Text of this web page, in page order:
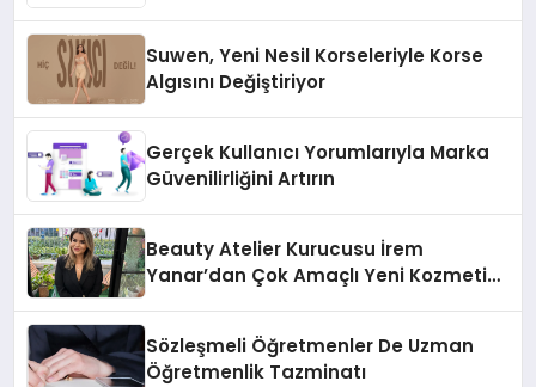
Suwen, Yeni Nesil Korseleriyle Korse
Algısını Değiştiriyor
Gerçek Kullanıcı Yorumlarıyla Marka
Güvenilirliğini Artırın
Beauty Atelier Kurucusu İrem
Yanar’dan Çok Amaçlı Yeni Kozmetik
Sözleşmeli Öğretmenler De Uzman
Öğretmenlik Tazminatı